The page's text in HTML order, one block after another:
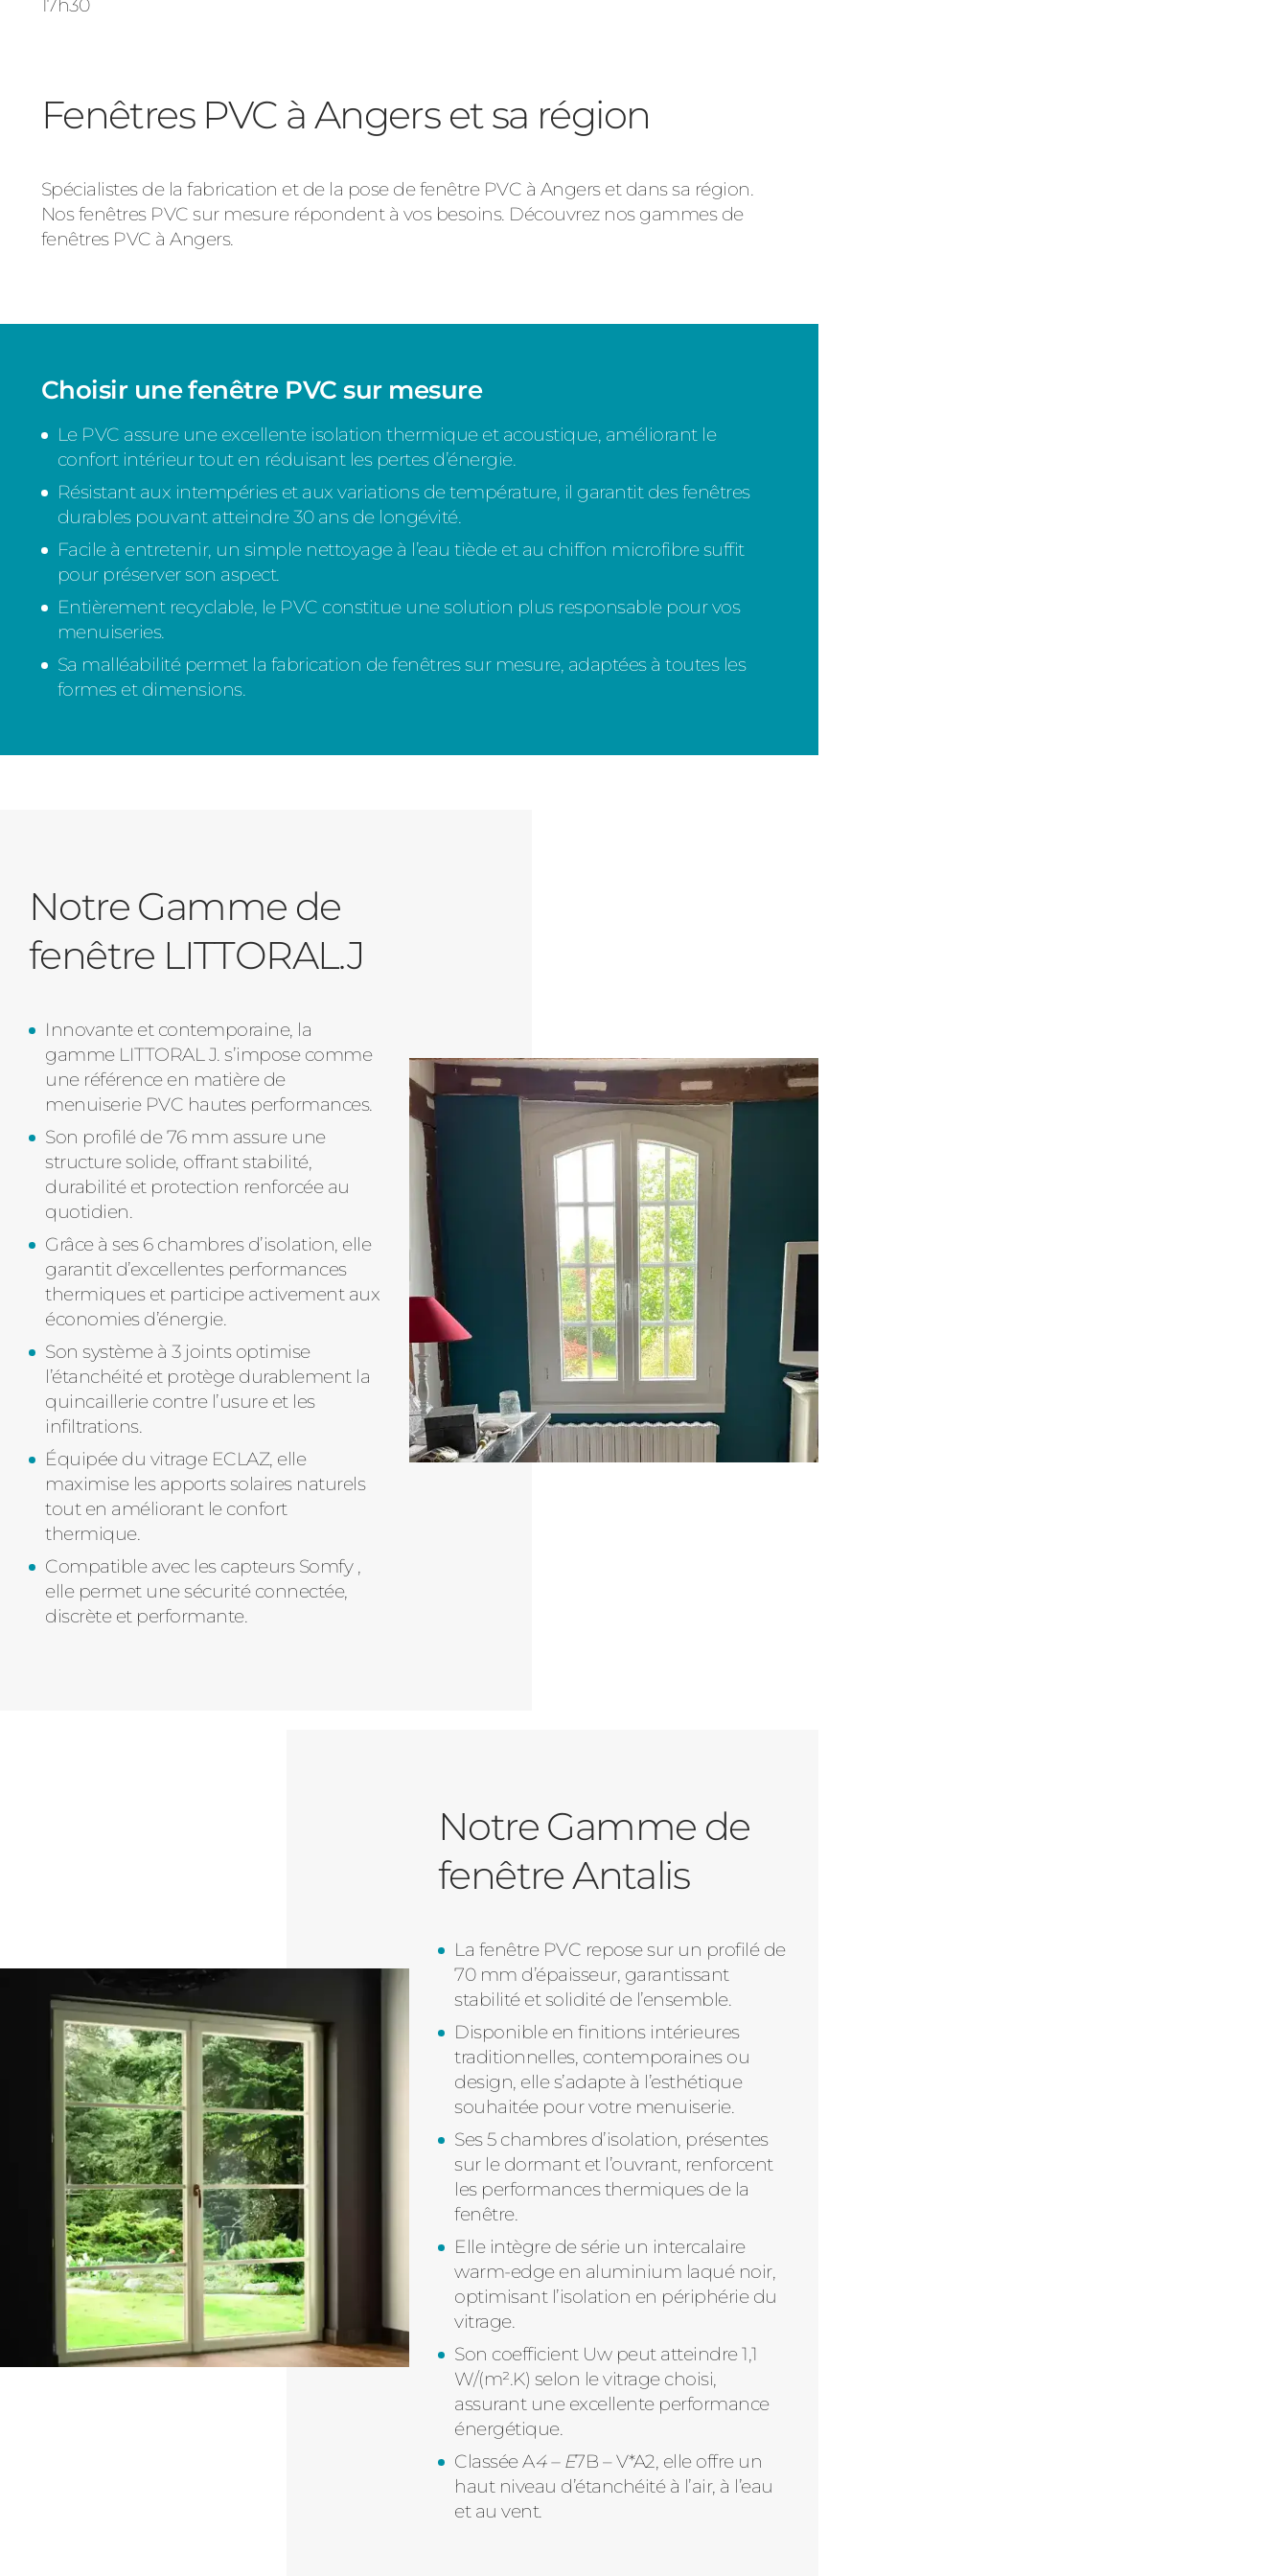
17h30
Fenêtres PVC à Angers et sa région
Spécialistes de la fabrication et de la pose de fenêtre PVC à Angers et dans sa région.
Nos fenêtres PVC sur mesure répondent à vos besoins. Découvrez nos gammes de
fenêtres PVC à Angers.
Choisir une fenêtre PVC sur mesure
Le PVC assure une excellente isolation thermique et acoustique, améliorant le
confort intérieur tout en réduisant les pertes d’énergie.
Résistant aux intempéries et aux variations de température, il garantit des fenêtres
durables pouvant atteindre 30 ans de longévité.
Facile à entretenir, un simple nettoyage à l’eau tiède et au chiffon microfibre suffit
pour préserver son aspect.
Entièrement recyclable, le PVC constitue une solution plus responsable pour vos
menuiseries.
Sa malléabilité permet la fabrication de fenêtres sur mesure, adaptées à toutes les
formes et dimensions.
Notre Gamme de
fenêtre LITTORAL.J
Innovante et contemporaine, la
gamme LITTORAL J. s’impose comme
une référence en matière de
menuiserie PVC hautes performances.
Son profilé de 76 mm assure une
structure solide, offrant stabilité,
durabilité et protection renforcée au
quotidien.
Grâce à ses 6 chambres d’isolation, elle
garantit d’excellentes performances
thermiques et participe activement aux
économies d’énergie.
Son système à 3 joints optimise
l’étanchéité et protège durablement la
quincaillerie contre l’usure et les
infiltrations.
Équipée du vitrage ECLAZ, elle
maximise les apports solaires naturels
tout en améliorant le confort
thermique.
Compatible avec les capteurs Somfy ,
elle permet une sécurité connectée,
discrète et performante.
Notre Gamme de
fenêtre Antalis
La fenêtre PVC repose sur un profilé de
70 mm d’épaisseur, garantissant
stabilité et solidité de l’ensemble.
Disponible en finitions intérieures
traditionnelles, contemporaines ou
design, elle s’adapte à l’esthétique
souhaitée pour votre menuiserie.
Ses 5 chambres d’isolation, présentes
sur le dormant et l’ouvrant, renforcent
les performances thermiques de la
fenêtre.
Elle intègre de série un intercalaire
warm-edge en aluminium laqué noir,
optimisant l’isolation en périphérie du
vitrage.
Son coefficient Uw peut atteindre 1,1
W/(m².K) selon le vitrage choisi,
assurant une excellente performance
énergétique.
Classée A4 – E7B – V*A2, elle offre un
haut niveau d’étanchéité à l’air, à l’eau
et au vent.